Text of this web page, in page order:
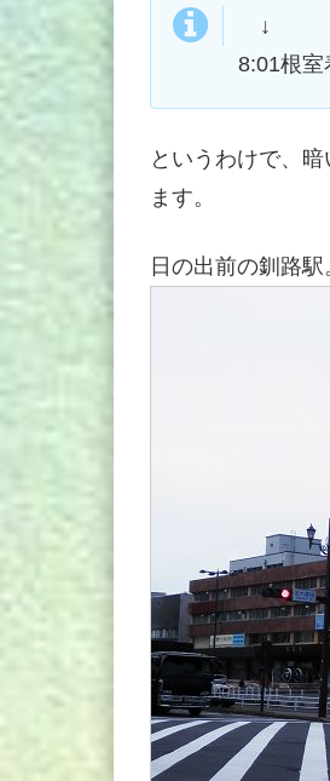
↓
8:01根室
というわけで、
ます。
日の出前の釧路